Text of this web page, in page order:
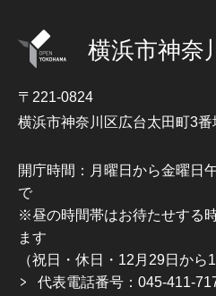
横浜市神奈
〒221-0824
横浜市神奈川区広台太田町3番
開庁時間：月曜日から金曜日
で
※昼の時間帯はお待たせする
ます
（祝日・休日・12月29日から
代表電話番号：045-411-